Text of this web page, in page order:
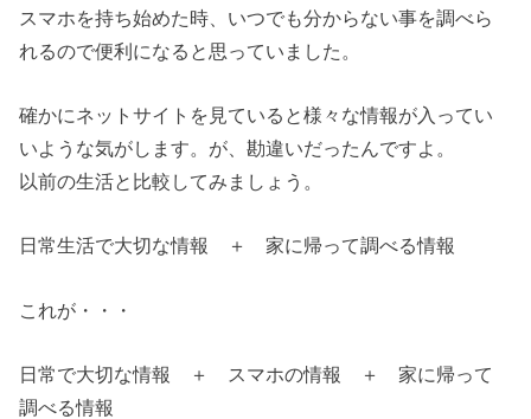
スマホを持ち始めた時、いつでも分からない事を調べら
れるので便利になると思っていました。
確かにネットサイトを見ていると様々な情報が入ってい
いような気がします。が、勘違いだったんですよ。
以前の生活と比較してみましょう。
日常生活で大切な情報 ＋ 家に帰って調べる情報
これが・・・
日常で大切な情報 ＋ スマホの情報 ＋ 家に帰って
調べる情報